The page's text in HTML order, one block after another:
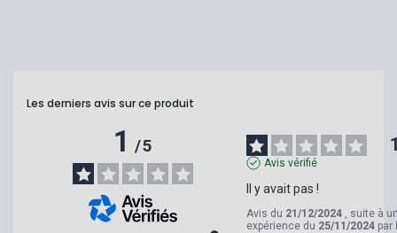
Les derniers avis sur ce produit
1/5
Avis vérifié
Il y avait pas !
Avis du 21/12/2024 , suite à
expérience du 25/11/2024 par